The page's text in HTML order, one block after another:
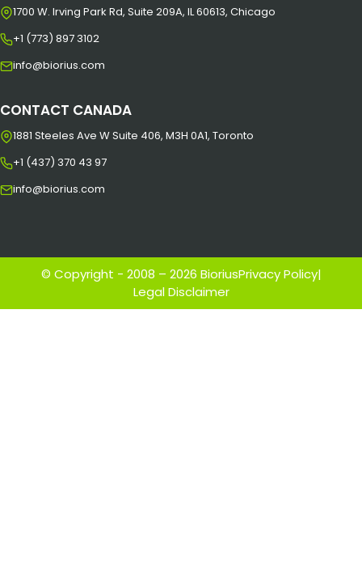
1700 W. Irving Park Rd, Suite 209A, IL 60613, Chicago
+1 (773) 897 3102
info@biorius.com
CONTACT CANADA
1881 Steeles Ave W Suite 406, M3H 0A1, Toronto
+1 (437) 370 43 97
info@biorius.com
© Copyright - 2008 – 2026 BioriusPrivacy Policy|
Legal Disclaimer